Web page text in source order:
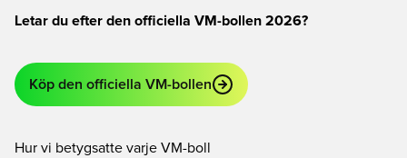
Letar du efter den officiella VM-bollen 2026?
Köp den officiella VM-bollen
Hur vi betygsatte varje VM-boll